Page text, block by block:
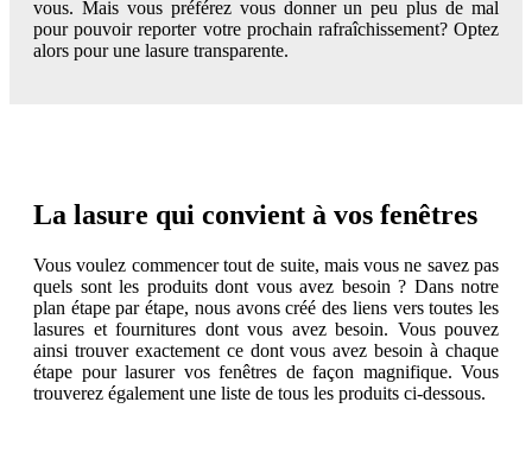
vous. Mais vous préférez vous donner un peu plus de mal
pour pouvoir reporter votre prochain rafraîchissement? Optez
alors pour une lasure transparente.
La lasure qui convient à vos fenêtres
Vous voulez commencer tout de suite, mais vous ne savez pas
quels sont les produits dont vous avez besoin ? Dans notre
plan étape par étape, nous avons créé des liens vers toutes les
lasures et fournitures dont vous avez besoin. Vous pouvez
ainsi trouver exactement ce dont vous avez besoin à chaque
étape pour lasurer vos fenêtres de façon magnifique. Vous
trouverez également une liste de tous les produits ci-dessous.